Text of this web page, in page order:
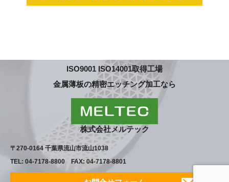
ISO9001 ISO14001取得工場
金属薄板の精密エッチング加工なら
株式会社メルテック
〒270-0164 千葉県流山市流山1038
TEL: 04-7178-8800 FAX: 04-7178-8801